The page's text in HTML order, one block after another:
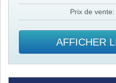
Prix de
AFFICHER